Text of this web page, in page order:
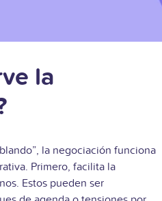
la
la negociación funciona
Primero, facilita la
Estos pueden ser